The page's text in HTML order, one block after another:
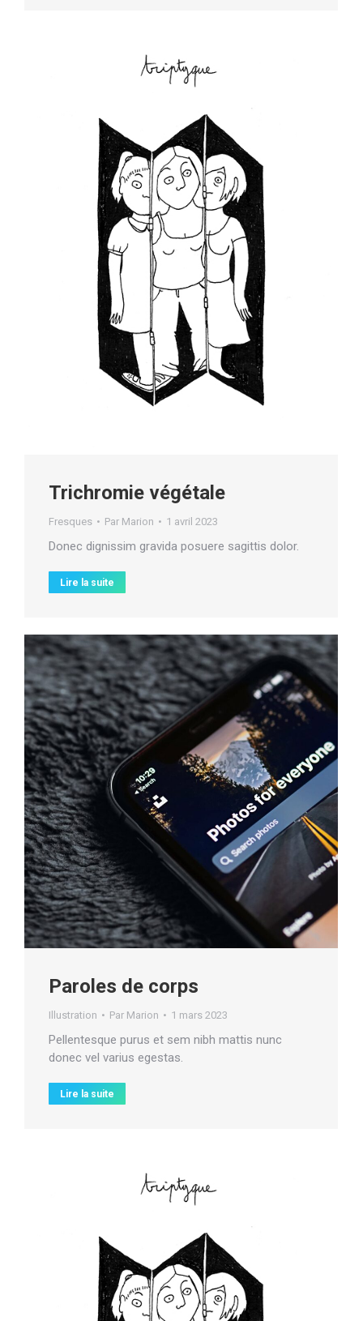
Trichromie végétale
Fresques Par Marion 1 avril 2023
Donec dignissim gravida posuere sagittis dolor.
Lire la suite
Paroles de corps
Illustration Par Marion 1 mars 2023
Pellentesque purus et sem nibh mattis nunc
donec vel varius egestas.
Lire la suite